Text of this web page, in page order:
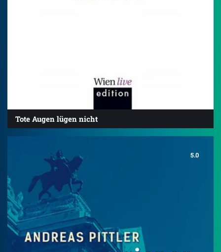
Tote Augen lügen nicht
5.0